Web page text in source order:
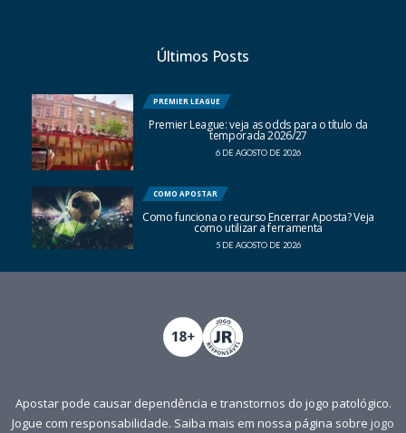
Últimos Posts
PREMIER LEAGUE
Premier League: veja as odds para o título da
temporada 2026/27
6 DE AGOSTO DE 2026
COMO APOSTAR
Como funciona o recurso Encerrar Aposta? Veja
como utilizar a ferramenta
5 DE AGOSTO DE 2026
Apostar pode causar dependência e transtornos do jogo patológico.
Jogue com responsabilidade. Saiba mais em nossa página sobre jogo